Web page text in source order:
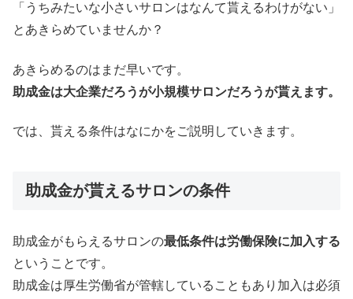
「うちみたいな小さいサロンはなんて貰えるわけがない」
とあきらめていませんか？
あきらめるのはまだ早いです。
助成金は大企業だろうが小規模サロンだろうが貰えます。
では、貰える条件はなにかをご説明していきます。
助成金が貰えるサロンの条件
助成金がもらえるサロンの最低条件は労働保険に加入する
ということです。
助成金は厚生労働省が管轄していることもあり加入は必須